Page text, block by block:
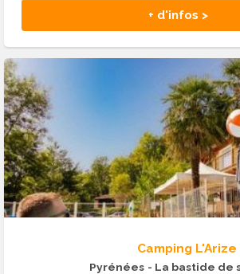
+ d'infos >
Camping L'Arize
Pyrénées - La bastide de